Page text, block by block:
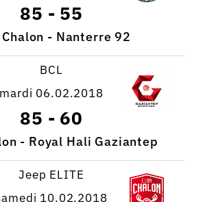
85 - 55
Chalon - Nanterre 92
BCL
mardi 06.02.2018
85 - 60
- Royal Hali Gaziantep
Jeep ELITE
10.02.2018